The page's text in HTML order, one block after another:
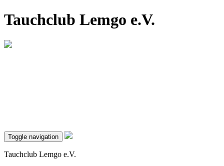
Tauchclub Lemgo e.V.
Toggle navigation
Tauchclub Lemgo e.V.